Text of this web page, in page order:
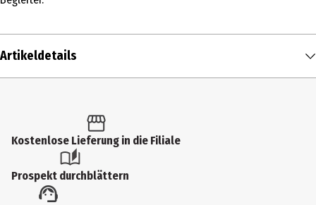
Artikeldetails
Produkttyp
Schlüsselanhänger
Materialdetails
Kostenlose Lieferung in die Filiale
Prospekt durchblättern